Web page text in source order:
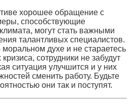
хорошее обращение с
способствующие
могут стать важными
талантливых специалистов.
духе и не стараетесь
сотрудники не забудут
ситуация улучшится и у них
сменить работу. Будьте
они так и поступят.